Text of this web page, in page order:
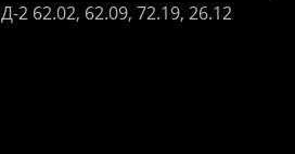
2 62.02, 62.09, 72.19, 26.12